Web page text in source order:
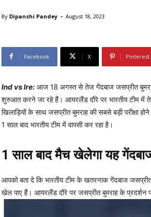
By Dipanshi Pandey - August 18, 2023
Facebook X Pinterest
Ind vs Ire: आज 18 अगस्त से तेज गेंदबाज जसप्रीत
शुरुआत करने जा रहे हैं। आयरलैंड दौरे पर भारतीय टीम में
खिलाड़ियों के साथ जसप्रीत बुमराह की सबसे बड़ी परीक्षा
1 साल बाद भारतीय टीम में वापसी कर रहा है।
1 साल बाद मैच खेलेगा यह
आपको बता दे कि भारतीय टीम के खतरनाक गेंदबाज
खेल पाए हैं। आयरलैंड दौरे पर जसप्रीत बुमराह के प्रदर्शन पर